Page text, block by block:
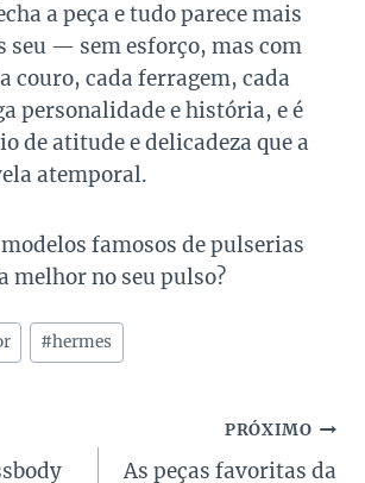
a peça e tudo parece mais
seu — sem esforço, mas com
couro, cada ferragem, cada
personalidade e história, e é
de atitude e delicadeza que a
atemporal.
famosos de pulserias
melhor no seu pulso?
#hermes
PRÓXIMO
As peças favoritas da